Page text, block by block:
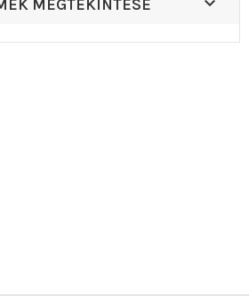
MEGTEKINTÉSE